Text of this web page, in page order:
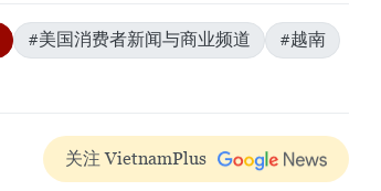
#美国消费者新闻与商业频道
#越南
关注 VietnamPlus